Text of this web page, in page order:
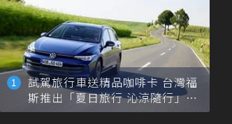
試駕旅行車送精品咖啡卡 台灣福
斯推出「夏日旅行 沁涼隨行」活
動